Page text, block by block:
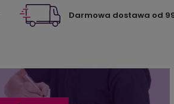
Darmowa dostawa od 99